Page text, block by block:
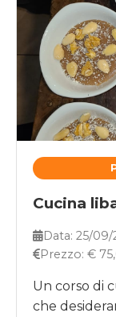
Cucina
Data: 25/09/
Prezzo: €
Un corso di
che